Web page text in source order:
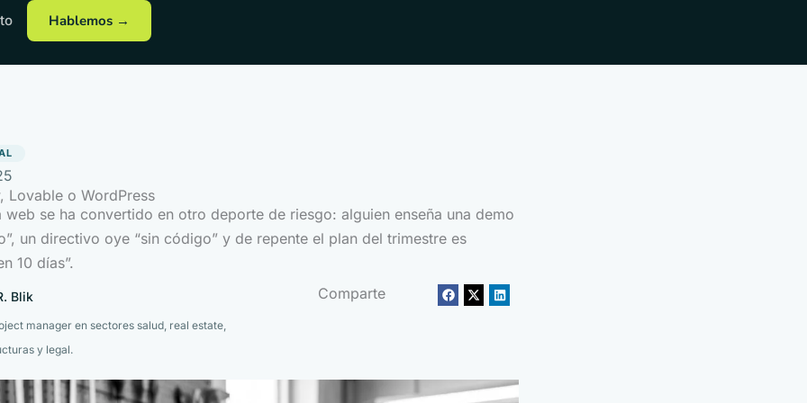
Hablemos →
Lovable o WordPress
web se ha convertido en otro deporte de riesgo: alguien enseña una demo
un directivo oye “sin código” y de repente el plan del trimestre es
10 días”.
Blik
manager en sectores salud, real estate,
y legal.
Comparte